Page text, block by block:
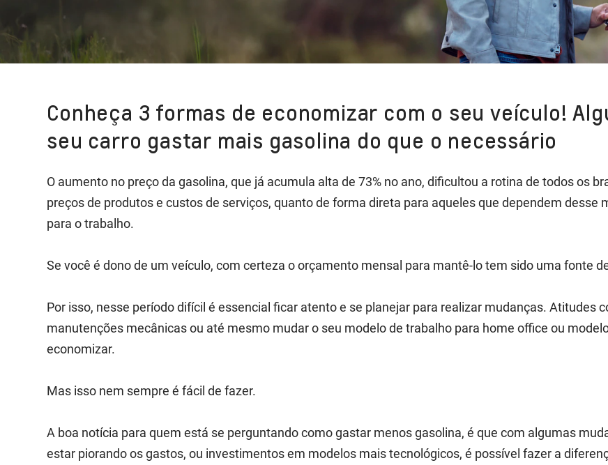
Conheça 3 formas de economizar com o seu veículo!
seu carro gastar mais gasolina do que o necessário
O aumento no preço da gasolina, que já acumula alta de 73% no ano, dificultou a rotina de todos os
preços de produtos e custos de serviços, quanto de forma direta para aqueles que dependem desse
para o trabalho.
Se você é dono de um veículo, com certeza o orçamento mensal para mantê-lo tem sido uma fonte
Por isso, nesse período difícil é essencial ficar atento e se planejar para realizar mudanças. Atitudes
manutenções mecânicas ou até mesmo mudar o seu modelo de trabalho para home office ou
economizar.
Mas isso nem sempre é fácil de fazer.
A boa notícia para quem está se perguntando como gastar menos gasolina, é que com algumas
estar piorando os gastos, ou investimentos em modelos mais tecnológicos, é possível fazer a